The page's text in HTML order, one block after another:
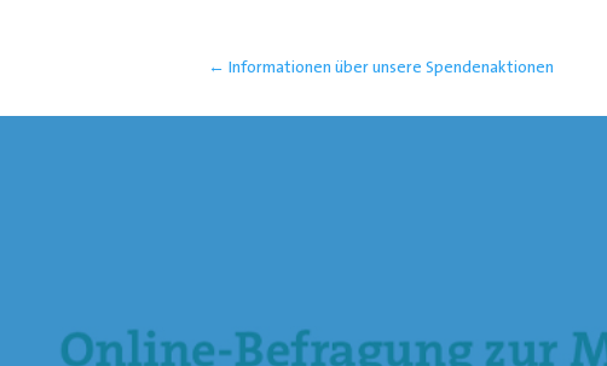
← Informationen über unsere Spendenaktionen